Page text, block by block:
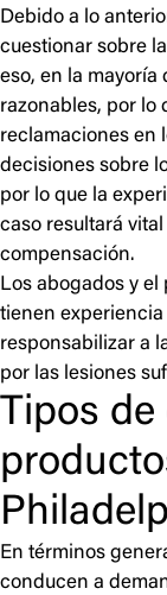
Debido a lo
cuestionar sobre
eso, en la mayoría
razonables, por lo
reclamaciones en
decisiones sobre
por lo que la
caso resultará
compensación.
Los abogados y
tienen
responsabilizar a
por las lesiones
Tipos
En términos
conducen a